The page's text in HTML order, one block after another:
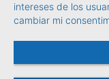
intereses de los
cambiar mi